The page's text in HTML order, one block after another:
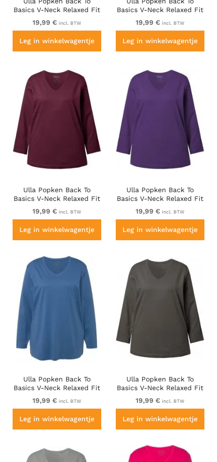
Basics V-Neck Relaxed Fit
Cotton Tee Cerulean
19,99 € incl. BTW
Leg in winkelwagentje
Basics V-Neck Relaxed Fit
Cotton Tee Charcoal Grey
Melange
19,99 € incl. BTW
Leg in winkelwagentje
Ulla Popken Back To
Basics V-Neck Relaxed Fit
Cotton Tee Dark Berry
19,99 € incl. BTW
Leg in winkelwagentje
Ulla Popken Back To
Basics V-Neck Relaxed Fit
Cotton Tee Deep Violet
19,99 € incl. BTW
Leg in winkelwagentje
Ulla Popken Back To
Basics V-Neck Relaxed Fit
Cotton Tee Denim Blue
19,99 € incl. BTW
Leg in winkelwagentje
Ulla Popken Back To
Basics V-Neck Relaxed Fit
Cotton Tee Graphite Grey
19,99 € incl. BTW
Leg in winkelwagentje